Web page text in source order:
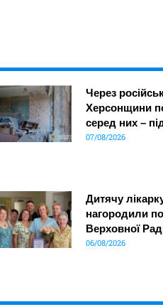
Через
Херсонщини
серед них –
07/08/2026
Дитячу
нагородили
Верховної
06/08/2026